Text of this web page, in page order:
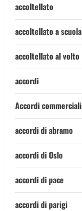
accoltellato
accoltellato a scuola
accoltellato al volto
accordi
Accordi commerciali
accordi di abramo
accordi di Oslo
accordi di pace
accordi di parigi